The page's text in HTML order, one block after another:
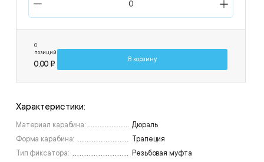
0
позиций
0,00 ₽
В корзину
Характеристики:
Материал карабина:
Дюраль
Форма карабина:
Трапеция
Тип фиксатора:
Резьбовая муфта